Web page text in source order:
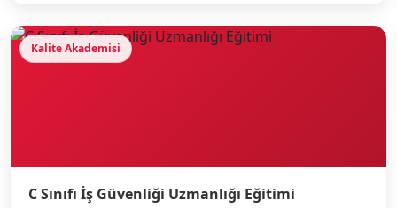
Kalite Akademisi
C Sınıfı İş Güvenliği Uzmanlığı Eğitimi